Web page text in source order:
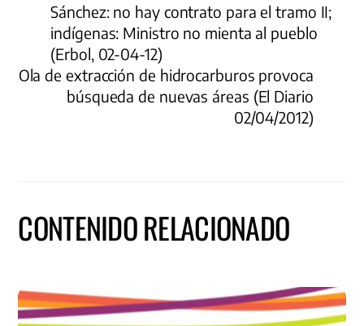
Sánchez: no hay contrato para el tramo II;
indígenas: Ministro no mienta al pueblo
(Erbol, 02-04-12)
Ola de extracción de hidrocarburos provoca
búsqueda de nuevas áreas (El Diario
02/04/2012)
CONTENIDO RELACIONADO